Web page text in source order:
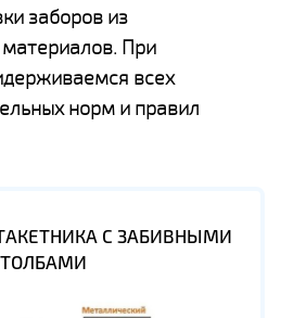
заборов из
При
всех
норм и правил
С ЗАБИВНЫМИ